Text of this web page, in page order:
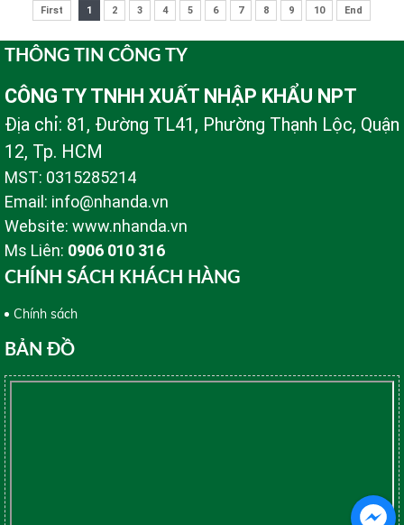
First 1 2 3 4 5 6 7 8 9 10 End
THÔNG TIN CÔNG TY
CÔNG TY TNHH XUẤT NHẬP KHẨU NPT
Địa chỉ: 81, Đường TL41, Phường Thạnh Lộc, Quận
12, Tp. HCM
MST: 0315285214
Email: info@nhanda.vn
Website: www.nhanda.vn
Ms Liên: 0906 010 316
CHÍNH SÁCH KHÁCH HÀNG
Chính sách
BẢN ĐỒ